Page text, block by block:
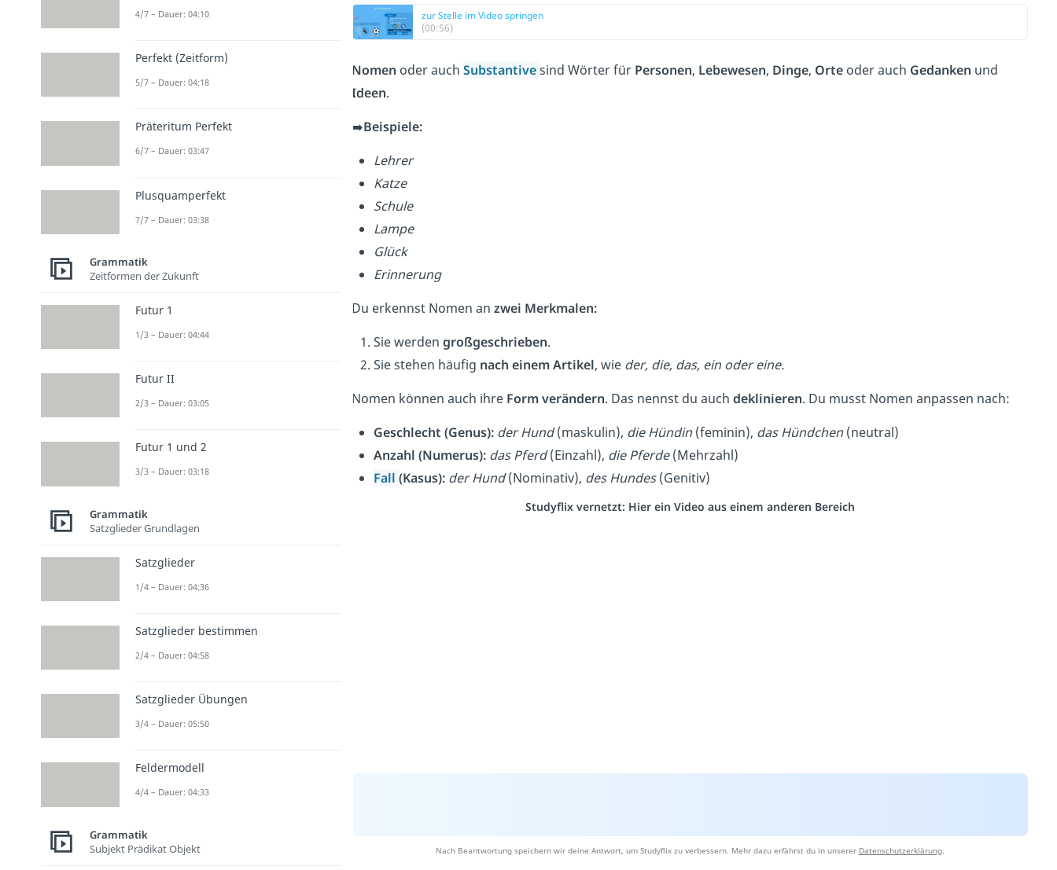
zur Stelle im Video springen
(00:56)
Nomen oder auch Substantivesind Wörter für Personen, Lebewesen, Dinge, Orte oder auch Gedanken und
Ideen.
➡️Beispiele:
Lehrer
Katze
Schule
Lampe
Glück
Erinnerung
Du erkennst Nomen an zwei Merkmalen:
Sie werden großgeschrieben.
Sie stehen häufig nach einem Artikel, wie der, die, das, ein oder eine.
Nomen können auch ihre Form verändern. Das nennst du auch deklinieren. Du musst Nomen anpassen nach:
Geschlecht (Genus): der Hund(maskulin), die Hündin (feminin), das Hündchen (neutral)
Anzahl (Numerus): das Pferd(Einzahl), die Pferde(Mehrzahl)
Fall (Kasus): der Hund(Nominativ), des Hundes(Genitiv)
Studyflix vernetzt: Hier ein Video aus einem anderen Bereich
Nach Beantwortung speichern wir deine Antwort, um Studyflix zu verbessern. Mehr dazu erfährst du in unserer Datenschutzerklärung.
4/7 – Dauer: 04:10
Perfekt (Zeitform)
5/7 – Dauer: 04:18
Präteritum Perfekt
6/7 – Dauer: 03:47
Plusquamperfekt
7/7 – Dauer: 03:38
Grammatik
Zeitformen der Zukunft
Futur 1
1/3 – Dauer: 04:44
Futur II
2/3 – Dauer: 03:05
Futur 1 und 2
3/3 – Dauer: 03:18
Grammatik
Satzglieder Grundlagen
Satzglieder
1/4 – Dauer: 04:36
Satzglieder bestimmen
2/4 – Dauer: 04:58
Satzglieder Übungen
3/4 – Dauer: 05:50
Feldermodell
4/4 – Dauer: 04:33
Grammatik
Subjekt Prädikat Objekt